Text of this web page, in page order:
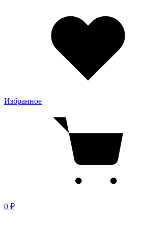
Избранное
0 ₽